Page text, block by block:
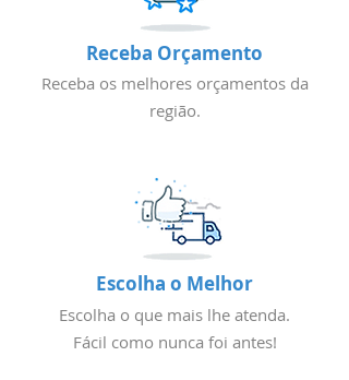
Escolha o que mais lhe atenda.
Fácil como nunca foi antes!
Escolha o Melhor
Receba os melhores orçamentos da
região.
Receba Orçamento